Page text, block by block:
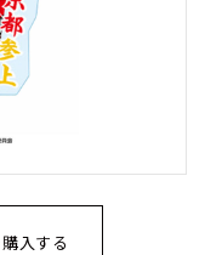
入する